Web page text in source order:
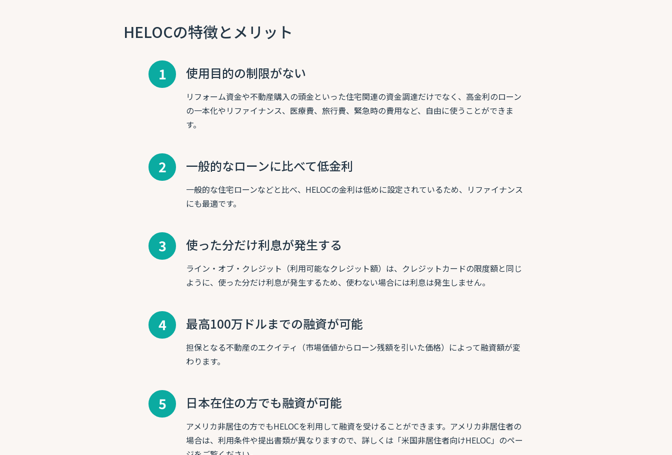
HELOCの特徴とメリット
1 使用目的の制限がない
リフォーム資金や不動産購入の頭金といった住宅関連の資金調達だけでなく、高金利のローン
の一本化やリファイナンス、医療費、旅行費、緊急時の費用など、自由に使うことができま
す。
2 一般的なローンに比べて低金利
一般的な住宅ローンなどと比べ、HELOCの金利は低めに設定されているため、リファイナンス
にも最適です。
3 使った分だけ利息が発生する
ライン・オブ・クレジット（利用可能なクレジット額）は、クレジットカードの限度額と同じ
ように、使った分だけ利息が発生するため、使わない場合には利息は発生しません。
4 最高100万ドルまでの融資が可能
担保となる不動産のエクイティ（市場価値からローン残額を引いた価格）によって融資額が変
わります。
5 日本在住の方でも融資が可能
アメリカ非居住の方でもHELOCを利用して融資を受けることができます。アメリカ非居住者の
場合は、利用条件や提出書類が異なりますので、詳しくは「米国非居住者向けHELOC」のペー